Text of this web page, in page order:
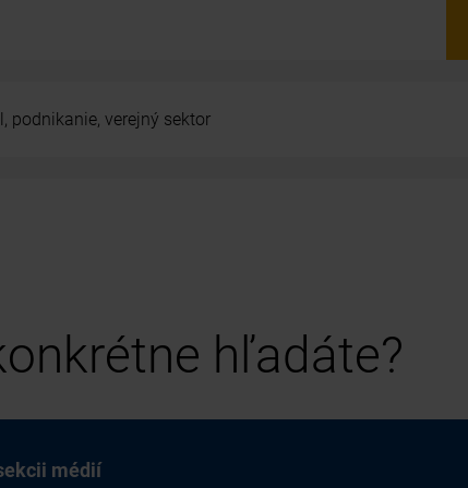
podnikanie, verejný sektor
hľadáte?
médií